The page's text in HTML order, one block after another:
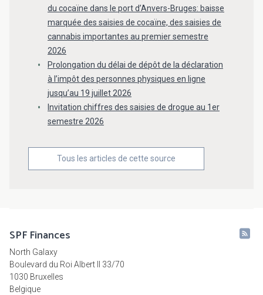
du cocaïne dans le port d’Anvers-Bruges: baisse
marquée des saisies de cocaïne, des saisies de
cannabis importantes au premier semestre
2026
Prolongation du délai de dépôt de la déclaration
à l’impôt des personnes physiques en ligne
jusqu’au 19 juillet 2026
Invitation chiffres des saisies de drogue au 1er
semestre 2026
Tous les articles de cette source
SPF Finances
North Galaxy
Boulevard du Roi Albert II 33/70
1030 Bruxelles
Belgique